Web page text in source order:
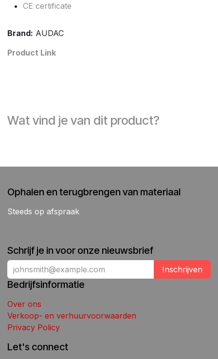
CE certificate
Brand: AUDAC
Product Link
Wat vind je van dit product?
Ophalen en terugbrengen van materiaal
Steeds op afspraak
Schrijf je in voor onze nieuwsbrief
Inschrijven
Bedrijfsinformatie
Over ons
Verkoop- en verhuurvoorwaarden
Privacy Policy
Let's connect